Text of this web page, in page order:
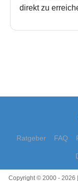
direkt zu
Ratgeber FAQ
Copyright © 2000 - 2026